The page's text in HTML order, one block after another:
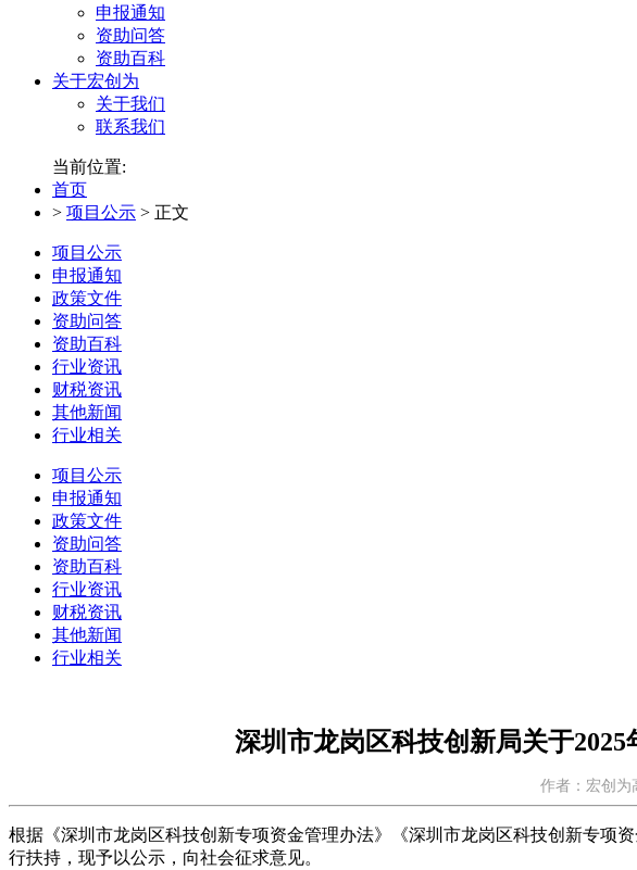
申报通知
资助问答
资助百科
关于宏创为
关于我们
联系我们
当前位置:
首页
> 项目公示 > 正文
项目公示
申报通知
政策文件
资助问答
资助百科
行业资讯
财税资讯
其他新闻
行业相关
项目公示
申报通知
政策文件
资助问答
资助百科
行业资讯
财税资讯
其他新闻
行业相关
深圳市龙岗区科技创新局关于
作者：宏创为
根据《深圳市龙岗区科技创新专项资金管理办法》《深圳市龙岗区科技创新专项
行扶持，现予以公示，向社会征求意见。